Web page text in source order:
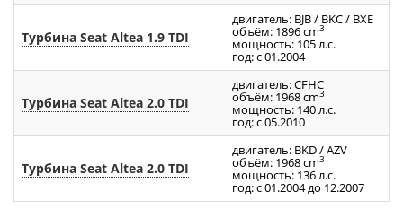
Турбина Seat Altea 1.9 TDI
двигатель: BJB / BKC / BXE
объём: 1896 cm3
мощность: 105 л.с.
год: с 01.2004
Турбина Seat Altea 2.0 TDI
двигатель: CFHC
объём: 1968 cm3
мощность: 140 л.с.
год: с 05.2010
Турбина Seat Altea 2.0 TDI
двигатель: BKD / AZV
объём: 1968 cm3
мощность: 136 л.с.
год: с 01.2004 до 12.2007